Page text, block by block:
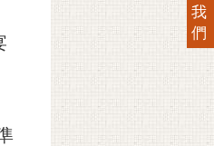
我
們